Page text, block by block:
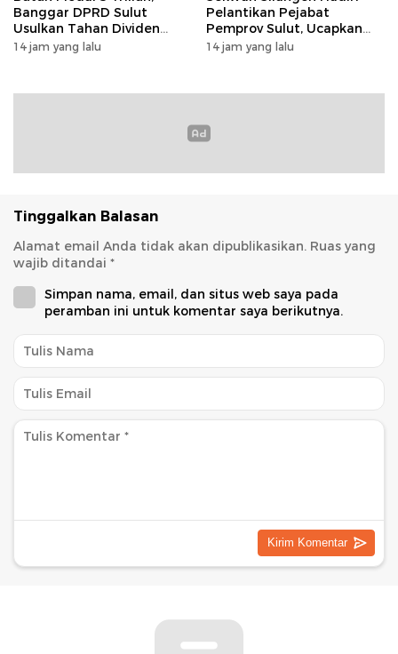
Banggar DPRD Sulut
Usulkan Tahan Dividen
Rp79 Miliar untuk Perkuat
14 jam yang lalu
Pelantikan Pejabat
Pemprov Sulut, Ucapkan
Selamat kepada Jahja
14 jam yang lalu
Tinggalkan Balasan
Alamat email Anda tidak akan dipublikasikan. Ruas yang
wajib ditandai *
Simpan nama, email, dan situs web saya pada
peramban ini untuk komentar saya berikutnya.